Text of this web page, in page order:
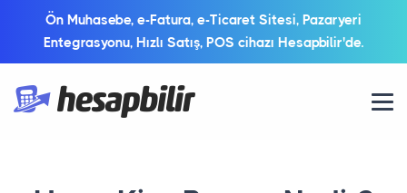
Ön Muhasebe, e-Fatura, e-Ticaret Sitesi, Pazaryeri
Entegrasyonu, Hızlı Satış, POS cihazı Hesapbilir'de.